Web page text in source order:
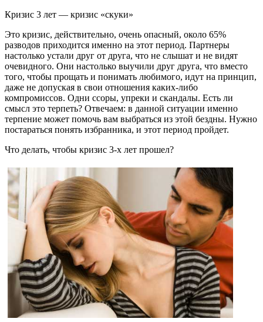
Кризис 3 лет — кризис «скуки»
Это кризис, действительно, очень опасный, около 65%
разводов приходится именно на этот период. Партнеры
настолько устали друг от друга, что не слышат и не видят
очевидного. Они настолько выучили друг друга, что вместо
того, чтобы прощать и понимать любимого, идут на принцип,
даже не допуская в свои отношения каких-либо
компромиссов. Одни ссоры, упреки и скандалы. Есть ли
смысл это терпеть? Отвечаем: в данной ситуации именно
терпение может помочь вам выбраться из этой бездны. Нужно
постараться понять избранника, и этот период пройдет.
Что делать, чтобы кризис 3-х лет прошел?